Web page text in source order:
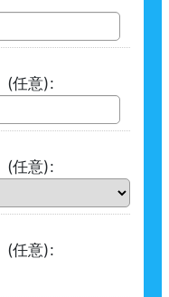
(任意):
(任意):
(任意):